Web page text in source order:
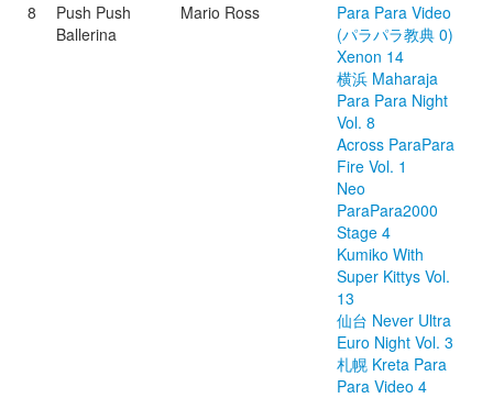
8
Push Push
Ballerina
Mario Ross
Para Para Video
(パラパラ教典 0)
Xenon 14
横浜 Maharaja
Para Para Night
Vol. 8
Across ParaPara
Fire Vol. 1
Neo
ParaPara2000
Stage 4
Kumiko With
Super Kittys Vol.
13
仙台 Never Ultra
Euro Night Vol. 3
札幌 Kreta Para
Para Video 4